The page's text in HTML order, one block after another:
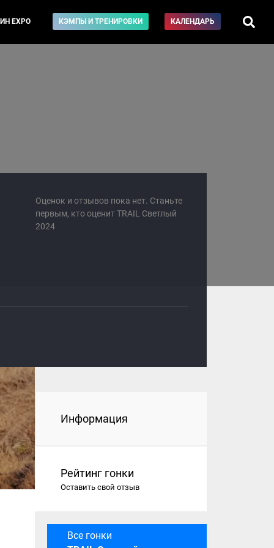
EXPO КЭМПЫ И ТРЕНИРОВКИ КАЛЕНДАРЬ
Оценок и отзывов пока нет. Станьте
первым, кто оценит TRAIL Светлый
2024
Информация
Рейтинг гонки
Оставить свой отзыв
Все гонки